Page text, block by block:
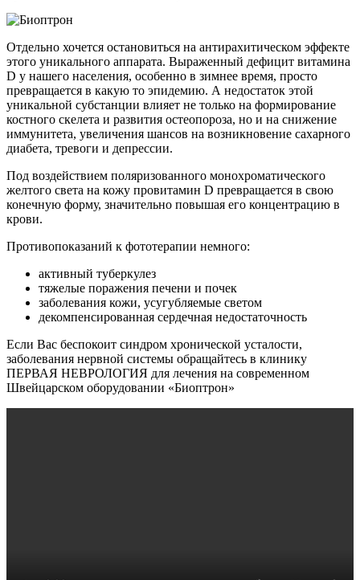
Отдельно хочется остановиться на антирахитическом эффекте
этого уникального аппарата. Выраженный дефицит витамина
D у нашего населения, особенно в зимнее время, просто
превращается в какую то эпидемию. А недостаток этой
уникальной субстанции влияет не только на формирование
костного скелета и развития остеопороза, но и на снижение
иммунитета, увеличения шансов на возникновение сахарного
диабета, тревоги и депрессии.
Под воздействием поляризованного монохроматического
желтого света на кожу провитамин D превращается в свою
конечную форму, значительно повышая его концентрацию в
крови.
Противопоказаний к фототерапии немного:
активный туберкулез
тяжелые поражения печени и почек
заболевания кожи, усугубляемые светом
декомпенсированная сердечная недостаточность
Если Вас беспокоит синдром хронической усталости,
заболевания нервной системы обращайтесь в клинику
ПЕРВАЯ НЕВРОЛОГИЯ для лечения на современном
Швейцарском оборудовании «Биоптрон»